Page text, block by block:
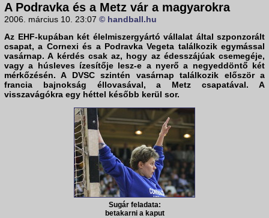
A Podravka és a Metz vár a magyarokra
2006. március 10. 23:07 © handball.hu
Az EHF-kupában két élelmiszergyártó vállalat által szponzorált
csapat, a Cornexi és a Podravka Vegeta találkozik egymással
vasárnap. A kérdés csak az, hogy az édesszájúak csemegéje,
vagy a húsleves ízesítője lesz-e a nyerő a negyeddöntő két
mérkőzésén. A DVSCszintén vasárnap találkozik először a
francia bajnokság éllovasával, a Metz csapatával. A
visszavágókra egy héttel később kerül sor.
Sugár feladata:
betakarni a kaput